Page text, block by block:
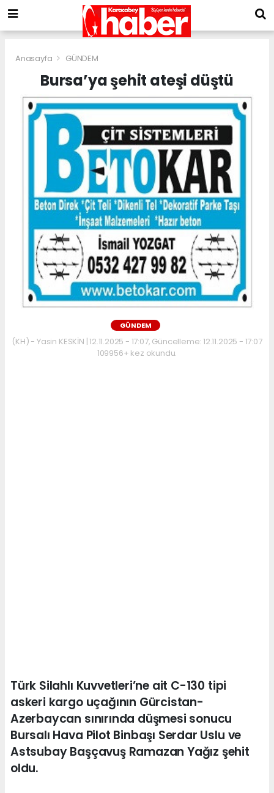
Anasayfa GÜNDEM
Bursa’ya şehit ateşi düştü
GÜNDEM
(KH) - Yasin KESKİN | 12.11.2025 - 17:07, Güncelleme: 12.11.2025 - 17:07
109956+ kez okundu.
Türk Silahlı Kuvvetleri’ne ait C-130 tipi
askeri kargo uçağının Gürcistan-
Azerbaycan sınırında düşmesi sonucu
Bursalı Hava Pilot Binbaşı Serdar Uslu ve
Astsubay Başçavuş Ramazan Yağız şehit
oldu.